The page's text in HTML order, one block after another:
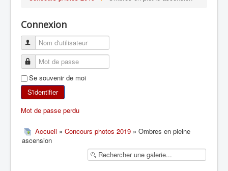
TOUT SUR LE GUMS
ESCALADE
ALPINISME
SKI DE RANDONNÉE
RANDONNÉE SPORTIVE
Connexion
Se souvenir de moi
S'identifier
Mot de passe perdu
Accueil » Concours photos 2019 » Ombres en pleine
ascension